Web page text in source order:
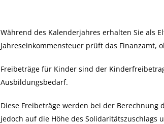
Während des Kalenderjahres erhalten Sie als
Jahreseinkommensteuer prüft das Finanzamt,
Freibeträge für Kinder sind der
Ausbildungsbedarf.
Diese Freibeträge werden bei der Berechnung
jedoch auf die Höhe des